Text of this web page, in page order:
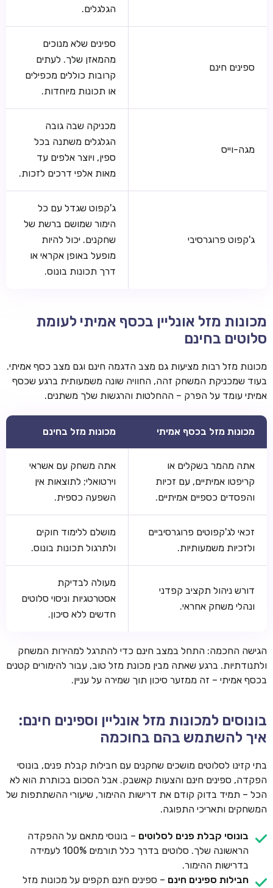
הגלגלים.
ספינים חינם
ספינים שלא מנוכים
מהמאזן שלך. לעתים
קרובות כוללים מכפילים
או תכונות מיוחדות.
מגה-וייס
מכניקה שבה גובה
הגלגלים משתנה בכל
ספין, ויוצר אלפים עד
מאות אלפי דרכים לזכות.
ג'קפוט פרוגרסיבי
ג'קפוט שגדל עם כל
הימור שמושם ברשת של
שחקנים. יכול להיות
מופעל באופן אקראי או
דרך תכונות בונוס.
מכונות מזל אונליין בכסף אמיתי לעומת
סלוטים בחינם
מכונות מזל רבות מציעות גם מצב הדגמה חינם וגם מצב כסף אמיתי.
בעוד שמכניקת המשחק זהה, החוויה שונה משמעותית ברגע שכסף
אמיתי עומד על הפרק – ההחלטות והרגשות שלך משתנים.
מכונות מזל בכסף אמיתי מכונות מזל בחינם
אתה מהמר בשקלים או
קריפטו אמיתיים, עם זכיות
והפסדים כספיים אמיתיים.
אתה משחק עם אשראי
וירטואלי; לתוצאות אין
השפעה כספית.
זכאי לג'קפוטים פרוגרסיביים
ולזכיות משמעותיות.
מושלם ללימוד חוקים
ולתרגול תכונות בונוס.
דורש ניהול תקציב קפדני
ונהלי משחק אחראי.
מעולה לבדיקת
אסטרטגיות וניסוי סלוטים
חדשים ללא סיכון.
הגישה החכמה: התחל במצב חינם כדי להתרגל למהירות המשחק
ולתנודתיות. ברגע שאתה מבין מכונת מזל טוב, עבור להימורים קטנים
בכסף אמיתי – זה ממזער סיכון תוך שמירה על עניין.
בונוסים למכונות מזל אונליין וספינים חינם:
איך להשתמש בהם בחוכמה
בתי קזינו לסלוטים מושכים שחקנים עם חבילות קבלת פנים, בונוסי
הפקדה, ספינים חינם והצעות קאשבק. אבל הסכום בכותרת הוא לא
הכל – תמיד בדוק קודם את דרישות ההימור, שיעורי ההשתתפות של
המשחקים ותאריכי התפוגה.
בונוסי קבלת פנים לסלוטים – בונוסי מתאם על ההפקדה
הראשונה שלך. סלוטים בדרך כלל תורמים 100% לעמידה
בדרישות ההימור.
חבילות ספינים חינם – ספינים חינם תקפים על מכונות מזל